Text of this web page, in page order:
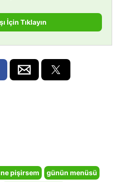
İçin Tıklayın
pişirsem
günün menüsü